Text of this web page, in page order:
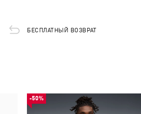
БЕСПЛАТНЫЙ ВОЗВРАТ
-50%